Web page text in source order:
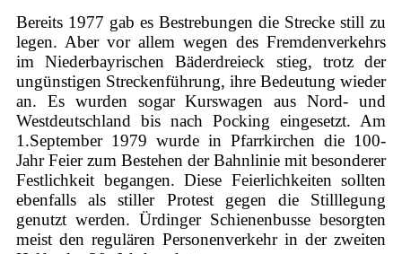
Bereits 1977 gab es Bestrebungen die Strecke still zu
legen. Aber vor allem wegen des Fremdenverkehrs
im Niederbayrischen Bäderdreieck stieg, trotz der
ungünstigen Streckenführung, ihre Bedeutung wieder
an. Es wurden sogar Kurswagen aus Nord- und
Westdeutschland bis nach Pocking eingesetzt. Am
1.September 1979 wurde in Pfarrkirchen die 100-
Jahr Feier zum Bestehen der Bahnlinie mit besonderer
Festlichkeit begangen. Diese Feierlichkeiten sollten
ebenfalls als stiller Protest gegen die Stilllegung
genutzt werden. Ürdinger Schienenbusse besorgten
meist den regulären Personenverkehr in der zweiten